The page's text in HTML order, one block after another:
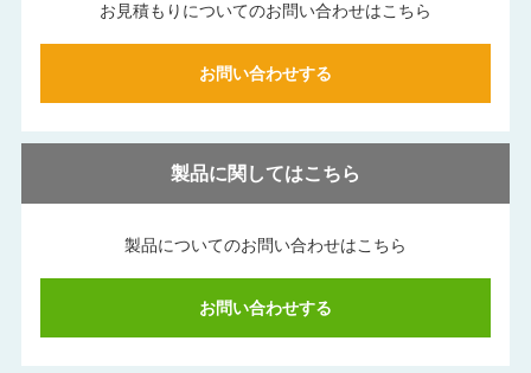
お見積もりについてのお問い合わせはこちら
お問い合わせする
製品に関してはこちら
製品についてのお問い合わせはこちら
お問い合わせする